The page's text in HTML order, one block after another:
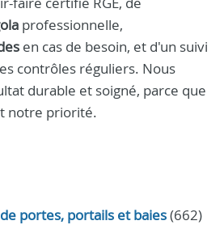
professionnelle,
en cas de besoin, et d'un suivi
contrôles réguliers. Nous
durable et soigné, parce que
notre priorité.
portes, portails et baies(662)